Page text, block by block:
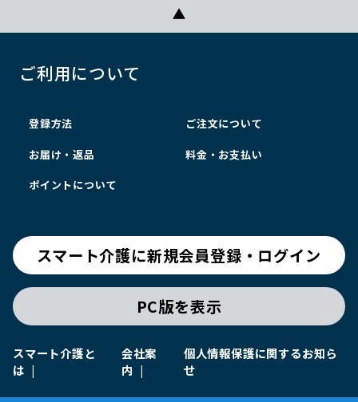
ご利用について
登録方法 ご注文について
お届け・返品 料金・お支払い
ポイントについて
スマート介護に新規会員登録・ログイン
PC版を表示
スマート介護と
は
会社案
内
個人情報保護に関するお知ら
せ